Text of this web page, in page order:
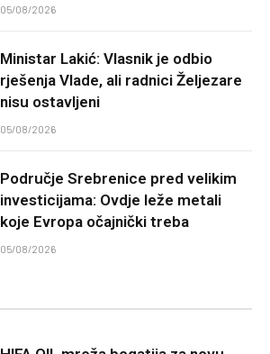
05/08/2026
Ministar Lakić: Vlasnik je odbio
rješenja Vlade, ali radnici Željezare
nisu ostavljeni
05/08/2026
Područje Srebrenice pred velikim
investicijama: Ovdje leže metali
koje Evropa očajnički treba
05/08/2026